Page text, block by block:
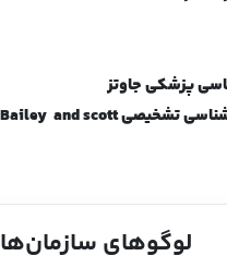
پزشکی جاوتز
تشخیصیBailey and scott
لوگوهای سازمان‌ها